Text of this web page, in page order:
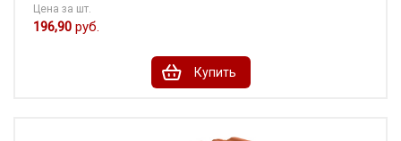
Цена за шт.
196,90 руб.
Купить